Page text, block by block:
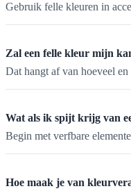
Gebruik felle kleuren in
Zal een felle kleur mijn
Dat hangt af van hoeveel
Wat als ik spijt krijg van
Begin met verfbare
Hoe maak je van